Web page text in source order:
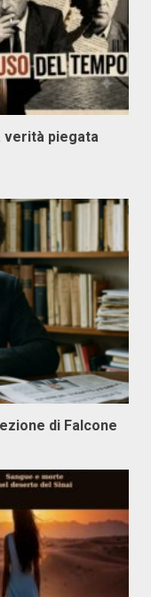
verità piegata
di Falcone